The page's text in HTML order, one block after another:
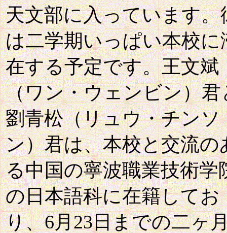
天文部に入っています。
は二学期いっぱい本校に
在する予定です。王文斌
（ワン・ウェンビン）君
劉青松（リュウ・チンソ
ン）君は、本校と交流の
る中国の寧波職業技術学
の日本語科に在籍してお
り、6月23日までの二ヶ